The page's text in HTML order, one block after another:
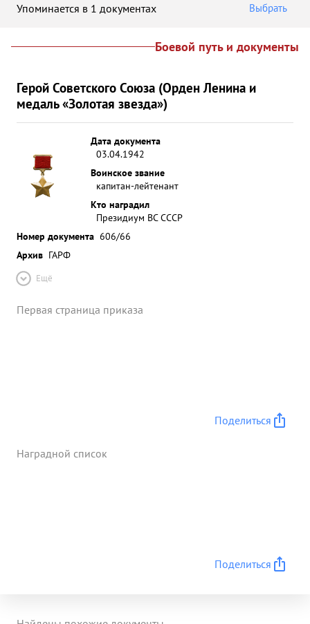
Упоминается в 1 документах Выбрать
Боевой путь и документы
Герой Советского Союза (Орден Ленина и
медаль «Золотая звезда»)
Дата документа
03.04.1942
Воинское звание
капитан-лейтенант
Кто наградил
Президиум ВС СССР
Номер документа 606/66
Архив ГАРФ
Ещё
Первая страница приказа
Поделиться
Наградной список
Поделиться